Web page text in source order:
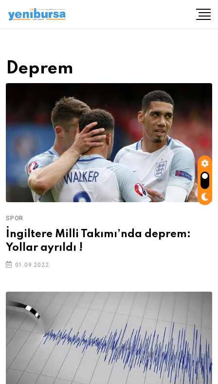
Deprem
SPOR
İngiltere Milli Takımı’nda deprem:
Yollar ayrıldı !
01.09.2022